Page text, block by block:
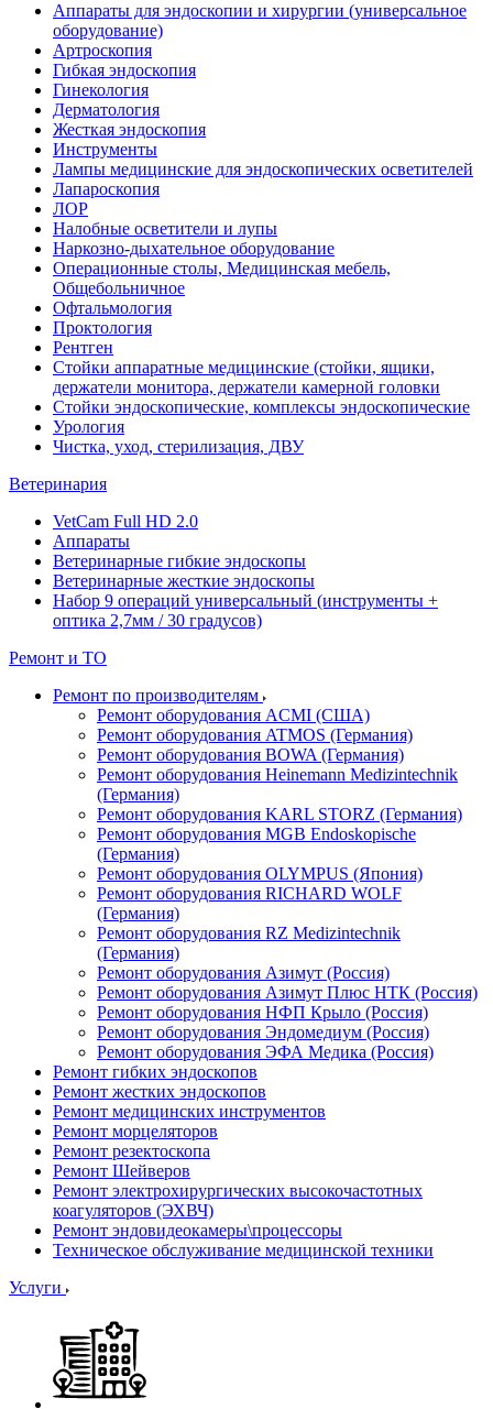
Аппараты для эндоскопии и хирургии (универсальное
оборудование)
Артроскопия
Гибкая эндоскопия
Гинекология
Дерматология
Жесткая эндоскопия
Инструменты
Лампы медицинские для эндоскопических осветителей
Лапароскопия
ЛОР
Налобные осветители и лупы
Наркозно-дыхательное оборудование
Операционные столы, Медицинская мебель,
Общебольничное
Офтальмология
Проктология
Рентген
Стойки аппаратные медицинские (стойки, ящики,
держатели монитора, держатели камерной головки
Стойки эндоскопические, комплексы эндоскопические
Урология
Чистка, уход, стерилизация, ДВУ
Ветеринария
VetCam Full HD 2.0
Аппараты
Ветеринарные гибкие эндоскопы
Ветеринарные жесткие эндоскопы
Набор 9 операций универсальный (инструменты +
оптика 2,7мм / 30 градусов)
Ремонт и ТО
Ремонт по производителям
Ремонт оборудования ACMI (США)
Ремонт оборудования ATMOS (Германия)
Ремонт оборудования BOWA (Германия)
Ремонт оборудования Heinemann Medizintechnik
(Германия)
Ремонт оборудования KARL STORZ (Германия)
Ремонт оборудования MGB Endoskopische
(Германия)
Ремонт оборудования OLYMPUS (Япония)
Ремонт оборудования RICHARD WOLF
(Германия)
Ремонт оборудования RZ Medizintechnik
(Германия)
Ремонт оборудования Азимут (Россия)
Ремонт оборудования Азимут Плюс НТК (Россия)
Ремонт оборудования НФП Крыло (Россия)
Ремонт оборудования Эндомедиум (Россия)
Ремонт оборудования ЭФА Медика (Россия)
Ремонт гибких эндоскопов
Ремонт жестких эндоскопов
Ремонт медицинских инструментов
Ремонт морцеляторов
Ремонт резектоскопа
Ремонт Шейверов
Ремонт электрохирургических высокочастотных
коагуляторов (ЭХВЧ)
Ремонт эндовидеокамеры\процессоры
Техническое обслуживание медицинской техники
Услуги